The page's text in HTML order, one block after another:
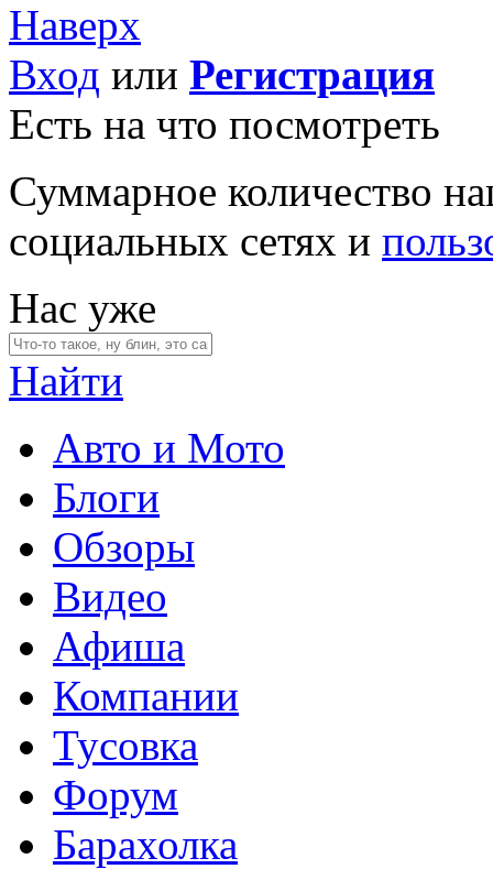
Наверх
Вход или Регистрация
Есть на что посмотреть
Суммарное количество
социальных сетях и
Нас уже
Найти
Авто и Мото
Блоги
Обзоры
Видео
Афиша
Компании
Тусовка
Форум
Барахолка